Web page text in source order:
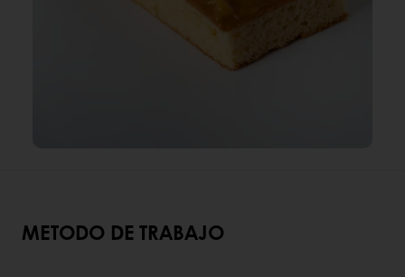
METODO DE TRABAJO